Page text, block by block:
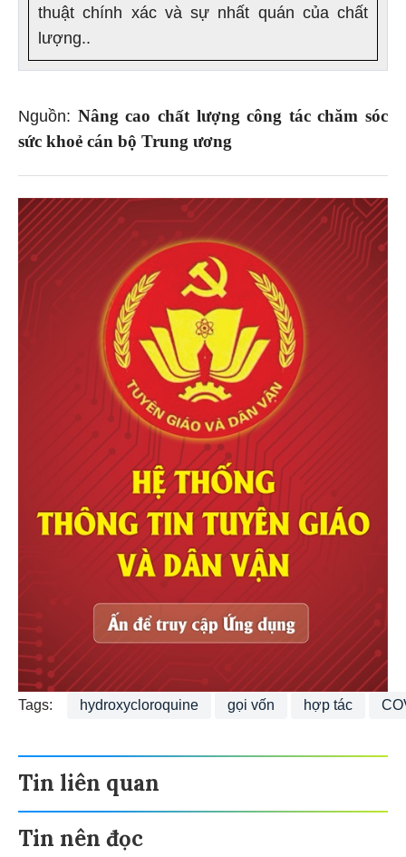
thuật chính xác và sự nhất quán của chất
lượng..
Nguồn: Nâng cao chất lượng công tác chăm sóc
sức khoẻ cán bộ Trung ương
Tags: hydroxycloroquine gọi vốn hợp tác
Tin liên quan
Tin nên đọc